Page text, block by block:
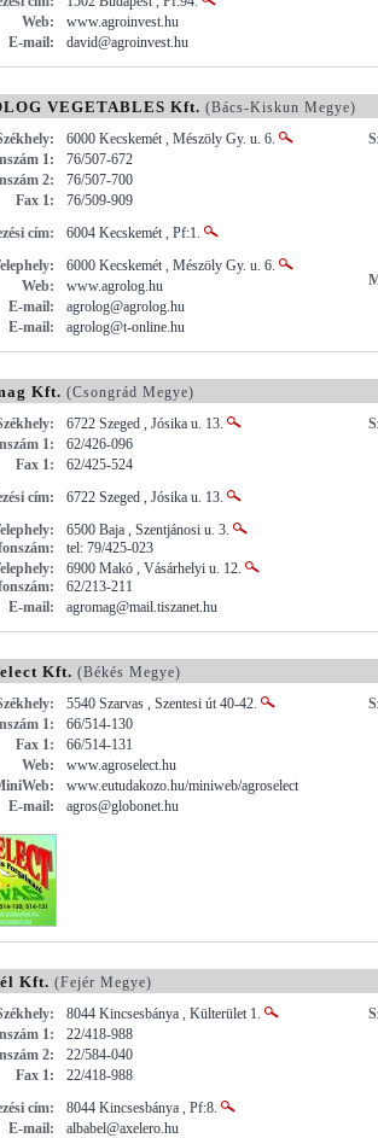
Web:
www.agroinvest.hu
E-mail:
david@agroinvest.hu
VEGETABLES Kft. (Bács-Kiskun Megye)
6000 Kecskemét , Mészöly Gy. u. 6.
1:
76/507-672
2:
76/507-700
Fax 1:
76/509-909
cím:
6004 Kecskemét , Pf:1.
6000 Kecskemét , Mészöly Gy. u. 6.
Web:
www.agrolog.hu
E-mail:
agrolog@agrolog.hu
E-mail:
agrolog@t-online.hu
Kft. (Csongrád Megye)
6722 Szeged , Jósika u. 13.
1:
62/426-096
Fax 1:
62/425-524
cím:
6722 Szeged , Jósika u. 13.
6500 Baja , Szentjánosi u. 3.
tel: 79/425-023
6900 Makó , Vásárhelyi u. 12.
62/213-211
E-mail:
agromag@mail.tiszanet.hu
Kft. (Békés Megye)
5540 Szarvas , Szentesi út 40-42.
1:
66/514-130
Fax 1:
66/514-131
Web:
www.agroselect.hu
www.eutudakozo.hu/miniweb/agroselect
E-mail:
agros@globonet.hu
Kft. (Fejér Megye)
8044 Kincsesbánya , Külterület 1.
1:
22/418-988
2:
22/584-040
Fax 1:
22/418-988
cím:
8044 Kincsesbánya , Pf:8.
E-mail:
albabel@axelero.hu